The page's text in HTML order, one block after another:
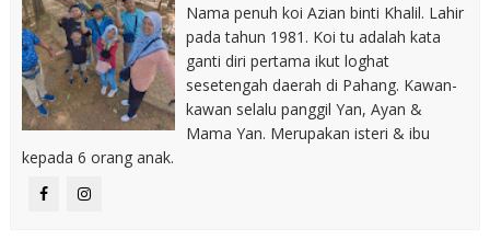
Nama penuh koi Azian binti Khalil. Lahir
pada tahun 1981. Koi tu adalah kata
ganti diri pertama ikut loghat
sesetengah daerah di Pahang. Kawan-
kawan selalu panggil Yan, Ayan &
Mama Yan. Merupakan isteri & ibu
kepada 6 orang anak.